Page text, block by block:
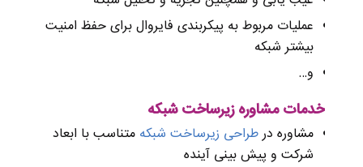
عملیات مربوط بهپیکربندی فایروال برای حفظ امنیت
بیشتر شبکه
و…
خدمات مشاوره زیرساخت شبکه
مشاوره درطراحی زیرساخت شبکه متناسب با ابعاد
شرکت و پیش بینی آینده